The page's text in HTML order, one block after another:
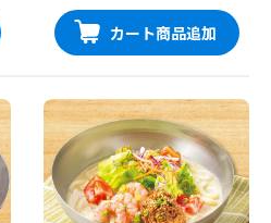
カート商品追加